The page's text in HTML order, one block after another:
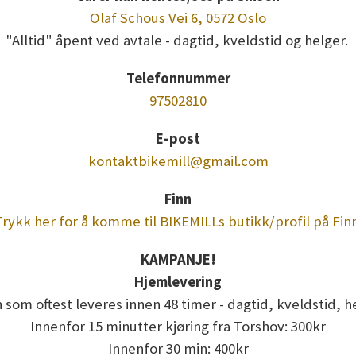
Olaf Schous Vei 6, 0572 Oslo
"Alltid" åpent ved avtale - dagtid, kveldstid og helger.
Telefonnummer
97502810
E-post
kontaktbikemill@gmail.com
Finn
her for å komme til BIKEMILLs butikk/profil på
KAMPANJE!
Hjemlevering
som oftest leveres innen 48 timer - dagtid, kveldstid,
Innenfor 15 minutter kjøring fra Torshov: 300kr
Innenfor 30 min: 400kr